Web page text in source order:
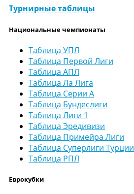
Турнирные таблицы
Национальные чемпионаты
Таблица УПЛ
Таблица Первой Лиги
Таблица АПЛ
Таблица Ла Лига
Таблица Серии А
Таблица Бундеслиги
Таблица Лиги 1
Таблица Эредивизи
Таблица Примейра Лиги
Таблица Суперлиги Турции
Таблица РПЛ
Еврокубки